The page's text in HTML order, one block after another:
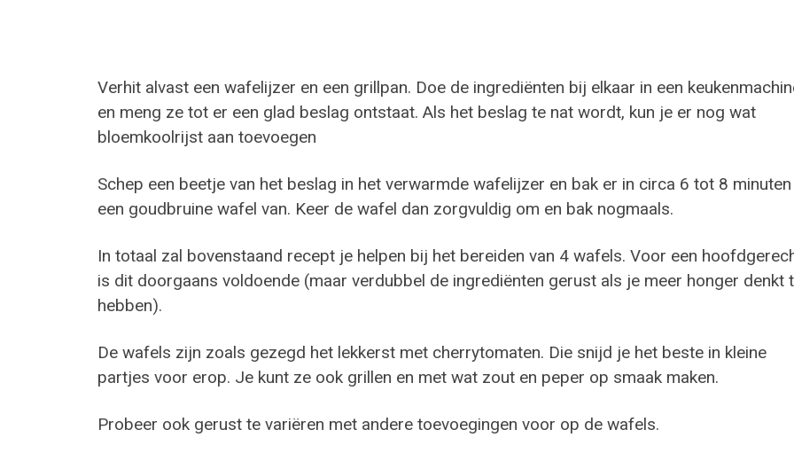
Verhit alvast een wafelijzer en een grillpan. Doe de ingrediënten bij elkaar in een
en meng ze tot er een glad beslag ontstaat. Als het beslag te nat wordt, kun je er nog wat
bloemkoolrijst aan toevoegen
Schep een beetje van het beslag in het verwarmde wafelijzer en bak er in circa 6 tot 8 minuten
een goudbruine wafel van. Keer de wafel dan zorgvuldig om en bak nogmaals.
In totaal zal bovenstaand recept je helpen bij het bereiden van 4 wafels. Voor een
is dit doorgaans voldoende (maar verdubbel de ingrediënten gerust als je meer honger denkt
hebben).
De wafels zijn zoals gezegd het lekkerst met cherrytomaten. Die snijd je het beste in kleine
partjes voor erop. Je kunt ze ook grillen en met wat zout en peper op smaak maken.
Probeer ook gerust te variëren met andere toevoegingen voor op de wafels.